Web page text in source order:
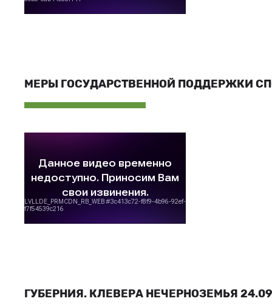
МЕРЫ ГОСУДАРСТВЕННОЙ ПОДДЕРЖКИ
ГУБЕРНИЯ. КЛЕВЕРА НЕЧЕРНОЗЕМЬЯ